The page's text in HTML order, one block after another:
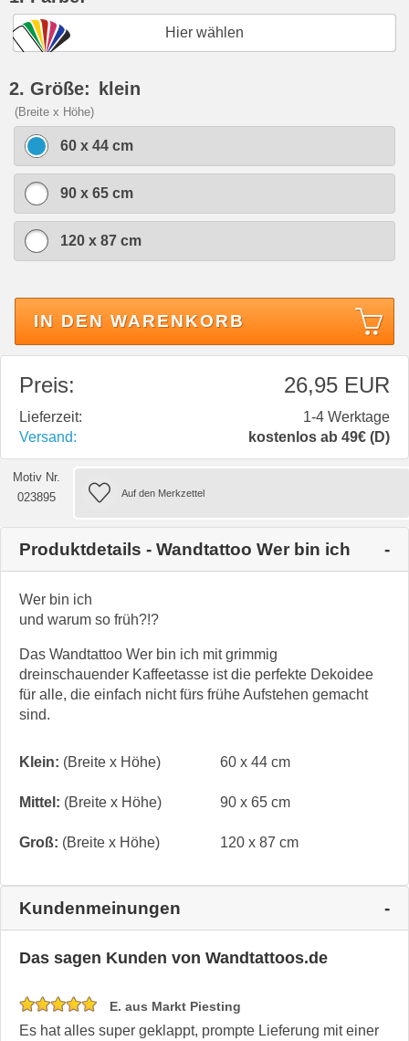
Hier wählen
2. Größe: klein
(Breite x Höhe)
60 x 44 cm
90 x 65 cm
120 x 87 cm
IN DEN WARENKORB
Preis: 26,95 EUR
Lieferzeit:
1-4 Werktage
Versand:
kostenlos ab 49€ (D)
Motiv Nr.
023895
Produktdetails - Wandtattoo Wer bin ich
Wer bin ich
und warum so früh?!?
Das Wandtattoo Wer bin ich mit grimmig
dreinschauender Kaffeetasse ist die perfekte Dekoidee
für alle, die einfach nicht fürs frühe Aufstehen gemacht
sind.
Klein: (Breite x Höhe) 60 x 44 cm
Mittel: (Breite x Höhe) 90 x 65 cm
Groß: (Breite x Höhe) 120 x 87 cm
Kundenmeinungen
Das sagen Kunden von Wandtattoos.de
E. aus Markt Piesting
Es hat alles super geklappt, prompte Lieferung mit einer